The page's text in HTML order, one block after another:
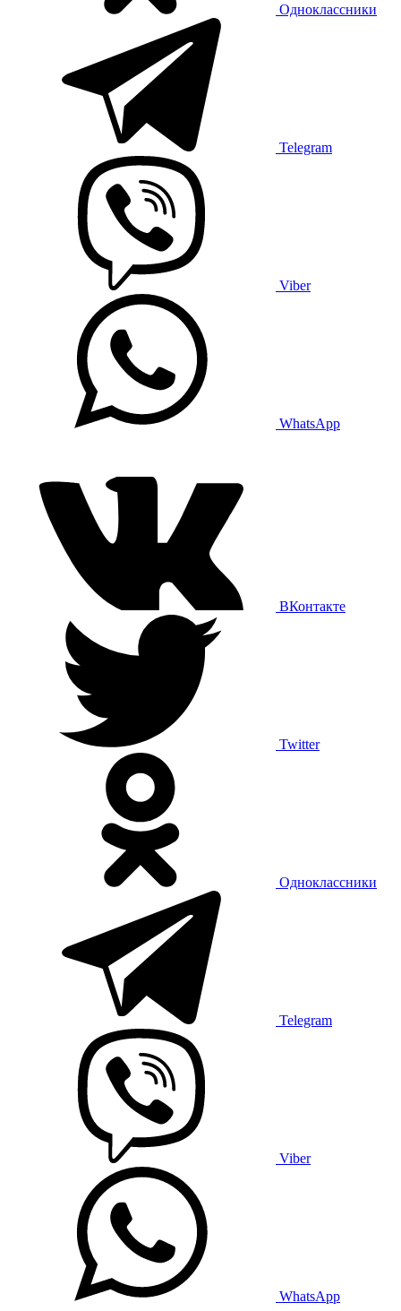
Одноклассники
Telegram
Viber
WhatsApp
ВКонтакте
Twitter
Одноклассники
Telegram
Viber
WhatsApp